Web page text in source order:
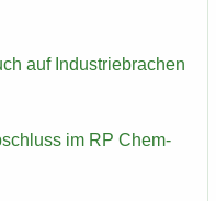
auf In­dus­trie­bra­chen
im RP Chem­